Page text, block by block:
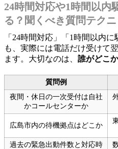
24時間対応や1時間以内
る？聞くべき質問テクニ
「24時間対応」「1時間以内
も、実際には電話だけ受けて
ます。大切なのは、 誰がどこ
質問例
夜間・休日の一次受付は自社
かコールセンターか
広島市内の待機拠点はどこか
過去の緊急出動件数と対応時